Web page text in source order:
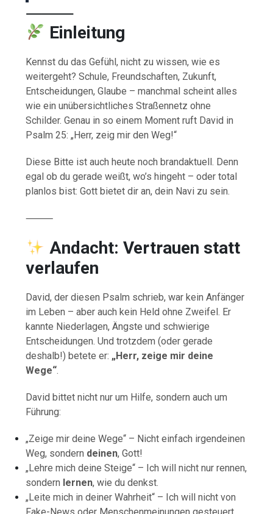
⸻
Einleitung
Kennst du das Gefühl, nicht zu wissen, wie es
weitergeht? Schule, Freundschaften, Zukunft,
Entscheidungen, Glaube – manchmal scheint alles
wie ein unübersichtliches Straßennetz ohne
Schilder. Genau in so einem Moment ruft David in
Psalm 25: „Herr, zeig mir den Weg!“
Diese Bitte ist auch heute noch brandaktuell. Denn
egal ob du gerade weißt, wo’s hingeht – oder total
planlos bist: Gott bietet dir an, dein Navi zu sein.
⸻
Andacht: Vertrauen statt
verlaufen
David, der diesen Psalm schrieb, war kein Anfänger
im Leben – aber auch kein Held ohne Zweifel. Er
kannte Niederlagen, Ängste und schwierige
Entscheidungen. Und trotzdem (oder gerade
deshalb!) betete er: „Herr, zeige mir deine
Wege“.
David bittet nicht nur um Hilfe, sondern auch um
Führung:
„Zeige mir deine Wege“ – Nicht einfach irgendeinen
Weg, sondern deinen, Gott!
„Lehre mich deine Steige“ – Ich will nicht nur rennen,
sondern lernen, wie du denkst.
„Leite mich in deiner Wahrheit“ – Ich will nicht von